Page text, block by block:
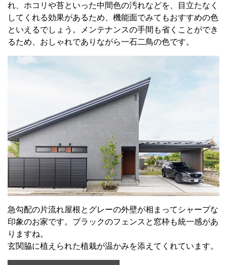
れ、ホコリや苔といった中間色の汚れなどを、目立たなく
してくれる効果があるため、機能面でみてもおすすめの色
といえるでしょう。メンテナンスの手間も省くことができ
るため、おしゃれでありながら一石二鳥の色です。
急勾配の片流れ屋根とグレーの外壁が相まってシャープな
印象のお家です。ブラックのフェンスと窓枠も統一感があ
りますね。
玄関脇に植えられた植栽が温かみを添えてくれています。